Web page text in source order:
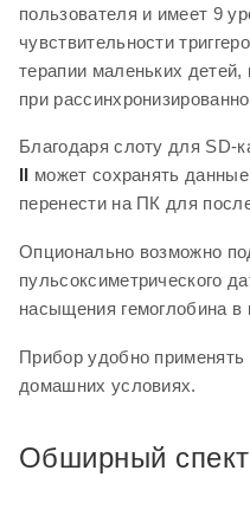
Обширный
Оборудование
случаев, для которых
или обильное выделение
кашлевой рефлекс. Среди
СМА, БАС, синдром
Дюшенна, травмы
пребывание на ИВЛ и др.
Регулярное очищение
улучшает общее
осложнений.
пользователя и имеет 9
чувствительности
терапии маленьких
при
Благодаря слоту для SD-
II может сохранять
перенести на ПК для
Опционально возможно
пульсоксиметрического
насыщения гемоглобина в
Прибор удобно
домашних условиях.
Обширный